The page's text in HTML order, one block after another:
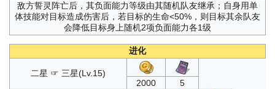
敌方誓灵阵亡后，其负面能力等级由其随机队友继承；自身用单
体技能对目标造成伤害后，若目标的生命<50%，则目标其余队友
会降低目标身上随机2项负面能力各1级
进化
二星 ☞ 三星(Lv.15)
2000
5